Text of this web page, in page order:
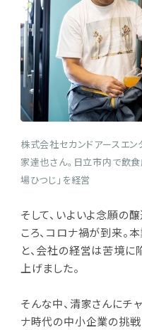
株式会社セカンドアースエ
家達也さん。日立市内で飲食
場ひつじ」を経営
そして、いよいよ念願の
ころ、コロナ禍が到来。
と、会社の経営は苦境に
上げました。
そんな中、清家さんにチ
ナ時代の中小企業の挑